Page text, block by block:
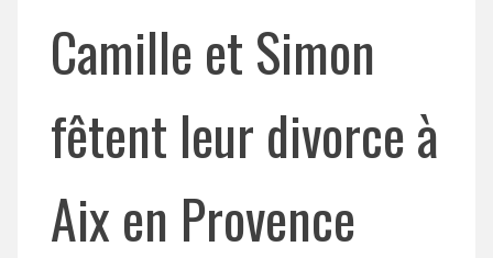
Camille et Simon
fêtent leur divorce à
Aix en Provence